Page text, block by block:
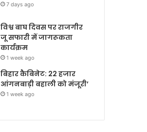
7 days ago
विश्व बाघ दिवस पर राजगीर
जू सफारी में जागरूकता
कार्यक्रम
1 week ago
बिहार कैबिनेट: 22 हजार
आंगनबाड़ी बहाली को मंजूरी’
1 week ago